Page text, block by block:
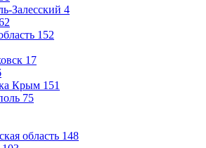
Залесский 4
152
17
Крым 151
75
область 148